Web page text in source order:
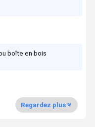
boîte en bois
Regardez plus